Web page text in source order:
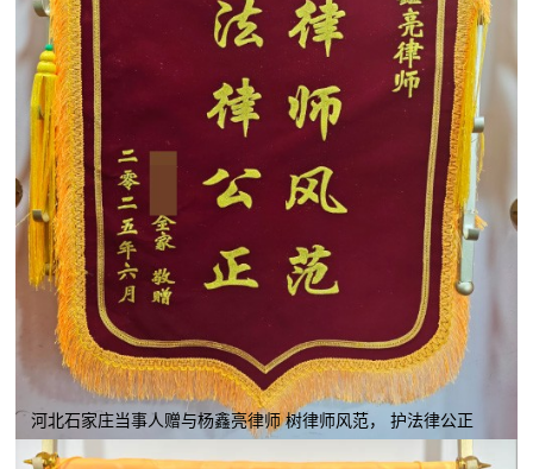
河北石家庄当事人赠与杨鑫亮律师 树律师风范， 护法律公正